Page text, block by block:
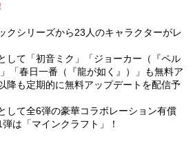
クシリーズから23人のキャラクターがレ
して「初音ミク」「ジョーカー（『ペル
「春日一番（『龍が如く』）」も無料ア
降も定期的に無料アップデートを配信予
して全6弾の豪華コラボレーション有償
弾は「マインクラフト」！